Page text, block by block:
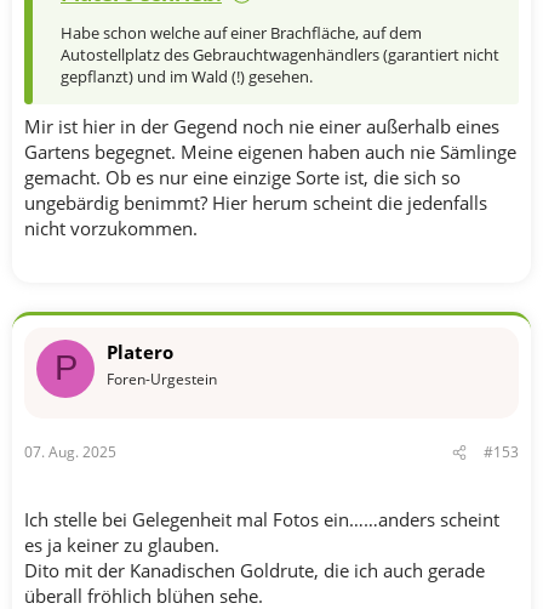
Habe schon welche auf einer Brachfläche, auf dem
Autostellplatz des Gebrauchtwagenhändlers (garantiert nicht
gepflanzt) und im Wald (!) gesehen.
Mir ist hier in der Gegend noch nie einer außerhalb eines
Gartens begegnet. Meine eigenen haben auch nie Sämlinge
gemacht. Ob es nur eine einzige Sorte ist, die sich so
ungebärdig benimmt? Hier herum scheint die jedenfalls
nicht vorzukommen.
P Platero
Foren-Urgestein
07. Aug. 2025 #153
Ich stelle bei Gelegenheit mal Fotos ein……anders scheint
es ja keiner zu glauben.
Dito mit der Kanadischen Goldrute, die ich auch gerade
überall fröhlich blühen sehe.